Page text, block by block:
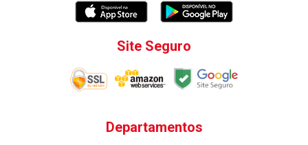
Site Seguro
Departamentos